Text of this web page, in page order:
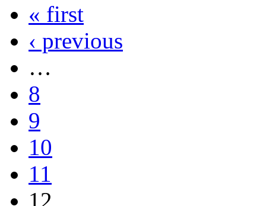
« first
‹ previous
…
8
9
10
11
12